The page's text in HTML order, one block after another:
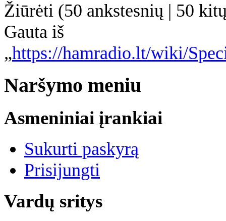
Žiūrėti (50 ankstesnių | 50
Gauta iš
„https://hamradio.lt/wiki/
Naršymo meniu
Asmeniniai įrankiai
Sukurti paskyrą
Prisijungti
Vardų sritys